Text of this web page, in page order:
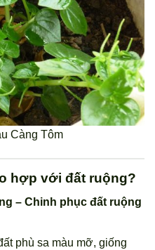
Càng Tôm
hợp với đất ruộng?
– Chinh phục đất ruộng
phù sa màu mỡ, giống